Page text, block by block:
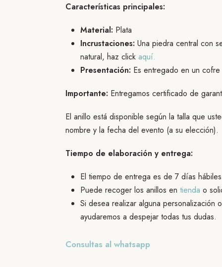
Características principales:
Material: Plata
Incrustaciones: Una piedra central con
natural, haz click aquí.
Presentación: Es entregado en un
Importante: Entregamos certificado de
El anillo está disponible según la talla que
nombre y la fecha del evento (a su elección).
Tiempo de elaboración y entrega:
El tiempo de entrega es de 7 días
Puede recoger los anillos en tienda o
Si desea realizar alguna personalización
ayudaremos a despejar todas tus dudas.
Consultas al whatsapp